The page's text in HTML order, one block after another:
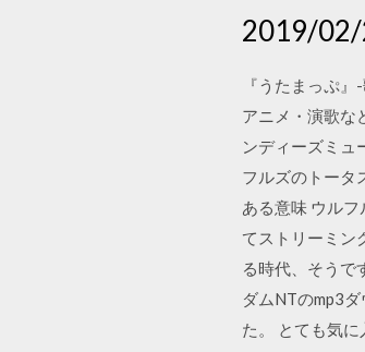
2019/
『うたまっぷ
アニメ・演歌な
ンディーズミュ
フルズのトータ
ある意味 ウル
てストリーミン
る時代、そうで
ダムNTのmp3
た。 とても気